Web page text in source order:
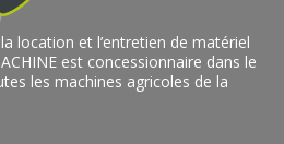
location et l’entretien de matériel
est concessionnaire dans le
les machines agricoles de la